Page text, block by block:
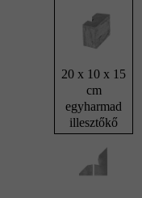
20 x 10 x 15
cm
egyharmad
illesztőkő